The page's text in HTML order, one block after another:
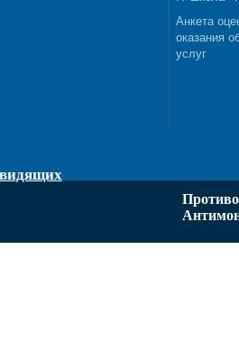
Анкета
оказания
услуг